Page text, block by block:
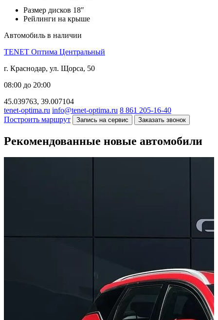
Размер дисков 18″
Рейлинги на крыше
Автомобиль в наличии
TENET Оптима Центральный
г. Краснодар, ул. Щорса, 50
08:00 до 20:00
45.039763, 39.007104
tenet-optima.ru info@tenet-optima.ru 8 861 205-16-40
Построить маршрут
Запись на сервис Заказать звонок
Рекомендованные новые автомобили